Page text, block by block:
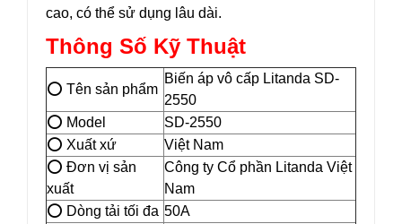
cao, có thể sử dụng lâu dài.
Thông Số Kỹ Thuật
⭕ Tên sản phẩm
Biến áp vô cấp Litanda SD-
2550
⭕ Model
SD-2550
⭕ Xuất xứ
Việt Nam
⭕ Đơn vị sản
xuất
Công ty Cổ phần Litanda Việt
Nam
⭕ Dòng tải tối đa 50A